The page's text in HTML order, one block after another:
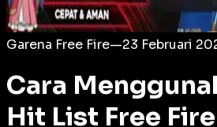
Garena Free Fire—23 Februari
Cara
Hit List Free